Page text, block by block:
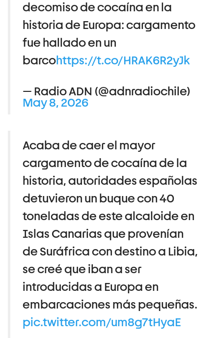
decomiso de cocaína en la
historia de Europa: cargamento
fue hallado en un
barcohttps://t.co/HRAK6R2yJk
— Radio ADN (@adnradiochile)
May 8, 2026
Acaba de caer el mayor
cargamento de cocaína de la
historia, autoridades españolas
detuvieron un buque con 40
toneladas de este alcaloide en
Islas Canarias que provenían
de Suráfrica con destino a Libia,
se creé que iban a ser
introducidas a Europa en
embarcaciones más pequeñas.
pic.twitter.com/um8g7tHyaE